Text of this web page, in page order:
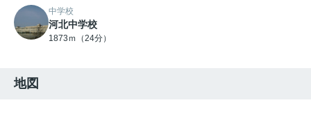
中学校
河北中学校
1873ｍ（24分）
地図